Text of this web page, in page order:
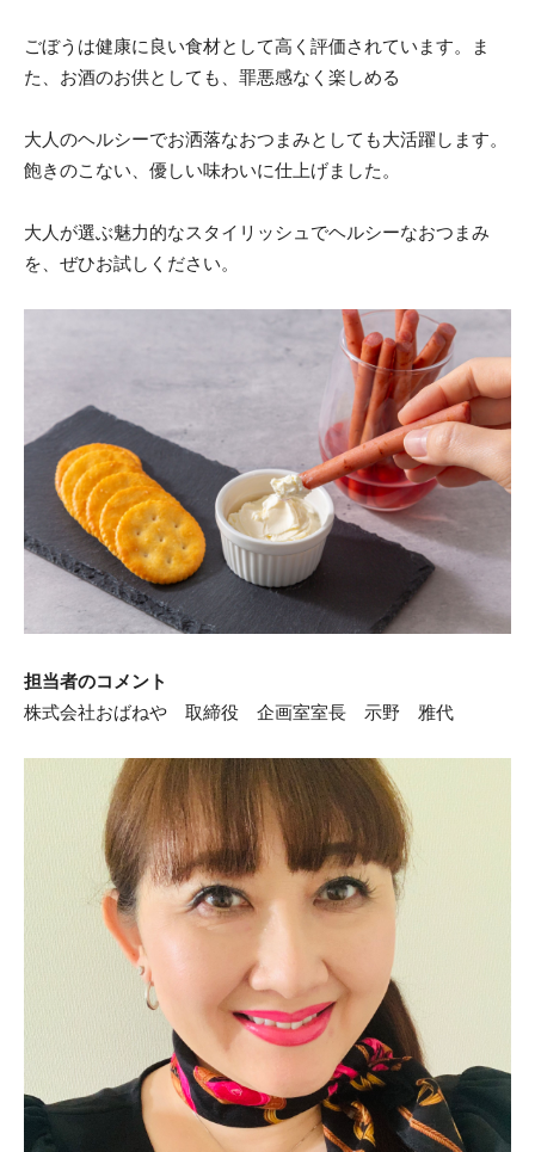
ごぼうは健康に良い食材として高く評価されています。ま
た、お酒のお供としても、罪悪感なく楽しめる
大人のヘルシーでお洒落なおつまみとしても大活躍します。
飽きのこない、優しい味わいに仕上げました。
大人が選ぶ魅力的なスタイリッシュでヘルシーなおつまみ
を、ぜひお試しください。
担当者のコメント
株式会社おばねや 取締役 企画室室長 示野 雅代